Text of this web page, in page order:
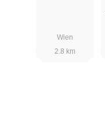
Wien
2.8 km